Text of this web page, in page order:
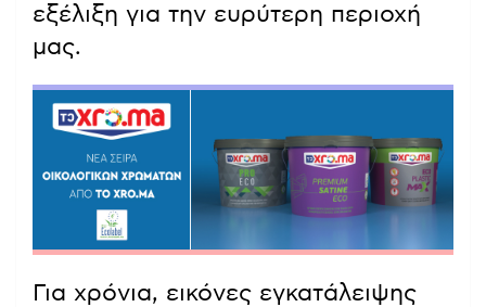
εξέλιξη για την ευρύτερη περιοχή
μας.
Για χρόνια, εικόνες εγκατάλειψης